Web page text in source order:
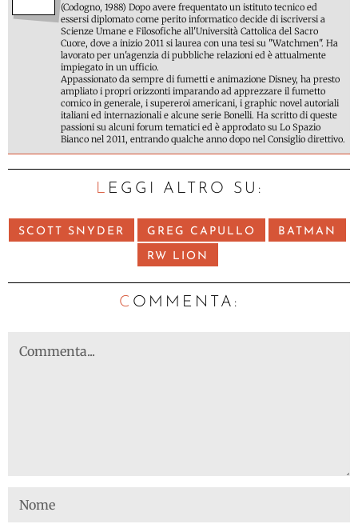
(Codogno, 1988) Dopo avere frequentato un istituto tecnico ed
essersi diplomato come perito informatico decide di iscriversi a
Scienze Umane e Filosofiche all'Università Cattolica del Sacro
Cuore, dove a inizio 2011 si laurea con una tesi su "Watchmen". Ha
lavorato per un'agenzia di pubbliche relazioni ed è attualmente
impiegato in un ufficio.
Appassionato da sempre di fumetti e animazione Disney, ha presto
ampliato i propri orizzonti imparando ad apprezzare il fumetto
comico in generale, i supereroi americani, i graphic novel autoriali
italiani ed internazionali e alcune serie Bonelli. Ha scritto di queste
passioni su alcuni forum tematici ed è approdato su Lo Spazio
Bianco nel 2011, entrando qualche anno dopo nel Consiglio direttivo.
LEGGI ALTRO SU:
SCOTT SNYDER GREG CAPULLO BATMAN
RW LION
C OMMENTA: